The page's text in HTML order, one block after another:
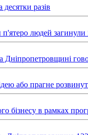
десятки разів
людей
Дніпропетровщині
або прагне
бізнесу в рамках